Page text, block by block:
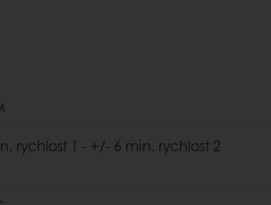
rychlost 1 - +/- 6 min. rychlost 2